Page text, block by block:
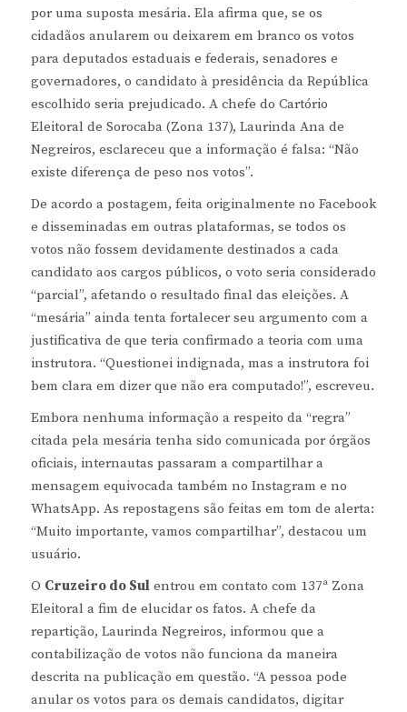
por uma suposta mesária. Ela afirma que, se os
cidadãos anularem ou deixarem em branco os votos
para deputados estaduais e federais, senadores e
governadores, o candidato à presidência da República
escolhido seria prejudicado. A chefe do Cartório
Eleitoral de Sorocaba (Zona 137), Laurinda Ana de
Negreiros, esclareceu que a informação é falsa: “Não
existe diferença de peso nos votos”.
De acordo a postagem, feita originalmente no Facebook
e disseminadas em outras plataformas, se todos os
votos não fossem devidamente destinados a cada
candidato aos cargos públicos, o voto seria considerado
“parcial”, afetando o resultado final das eleições. A
“mesária” ainda tenta fortalecer seu argumento com a
justificativa de que teria confirmado a teoria com uma
instrutora. “Questionei indignada, mas a instrutora foi
bem clara em dizer que não era computado!”, escreveu.
Embora nenhuma informação a respeito da “regra”
citada pela mesária tenha sido comunicada por órgãos
oficiais, internautas passaram a compartilhar a
mensagem equivocada também no Instagram e no
WhatsApp. As repostagens são feitas em tom de alerta:
“Muito importante, vamos compartilhar”, destacou um
usuário.
O Cruzeiro do Sulentrou em contato com 137ª Zona
Eleitoral a fim de elucidar os fatos. A chefe da
repartição, Laurinda Negreiros, informou que a
contabilização de votos não funciona da maneira
descrita na publicação em questão. “A pessoa pode
anular os votos para os demais candidatos, digitar